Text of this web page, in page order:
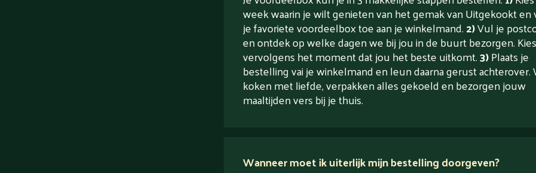
week waarin je wilt genieten van het gemak van Uitgekookt en
je favoriete voordeelbox toe aan je winkelmand.2)Vul je
en ontdek op welke dagen we bij jou in de buurt bezorgen. Kies
vervolgens het moment dat jou het beste uitkomt.3)Plaats je
bestelling vai je winkelmand en leun daarna gerust achterover.
koken met liefde, verpakken alles gekoeld en bezorgen jouw
maaltijden vers bij je thuis.
Wanneer moet ik uiterlijk mijn bestelling doorgeven?